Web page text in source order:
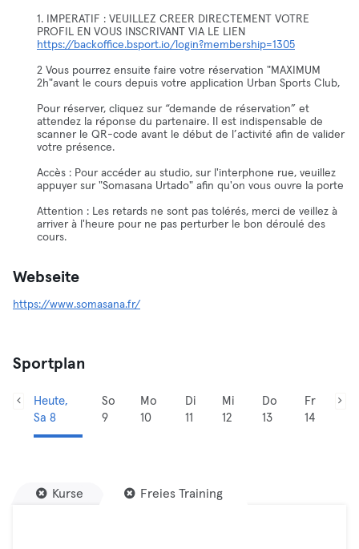
1. IMPERATIF : VEUILLEZ CREER DIRECTEMENT VOTRE
PROFIL EN VOUS INSCRIVANT VIA LE LIEN
https://backoffice.bsport.io/login?membership=1305
2 Vous pourrez ensuite faire votre réservation "MAXIMUM
2h"avant le cours depuis votre application Urban Sports Club,
Pour réserver, cliquez sur “demande de réservation” et
attendez la réponse du partenaire. Il est indispensable de
scanner le QR-code avant le début de l’activité afin de valider
votre présence.
Accès : Pour accéder au studio, sur l'interphone rue, veuillez
appuyer sur "Somasana Urtado" afin qu'on vous ouvre la porte
Attention : Les retards ne sont pas tolérés, merci de veillez à
arriver à l'heure pour ne pas perturber le bon déroulé des
cours.
Webseite
https://www.somasana.fr/
Sportplan
Heute,
Sa 8
So
9
Mo
10
Di
11
Mi
12
Do
13
Fr
14
Kurse Freies Training